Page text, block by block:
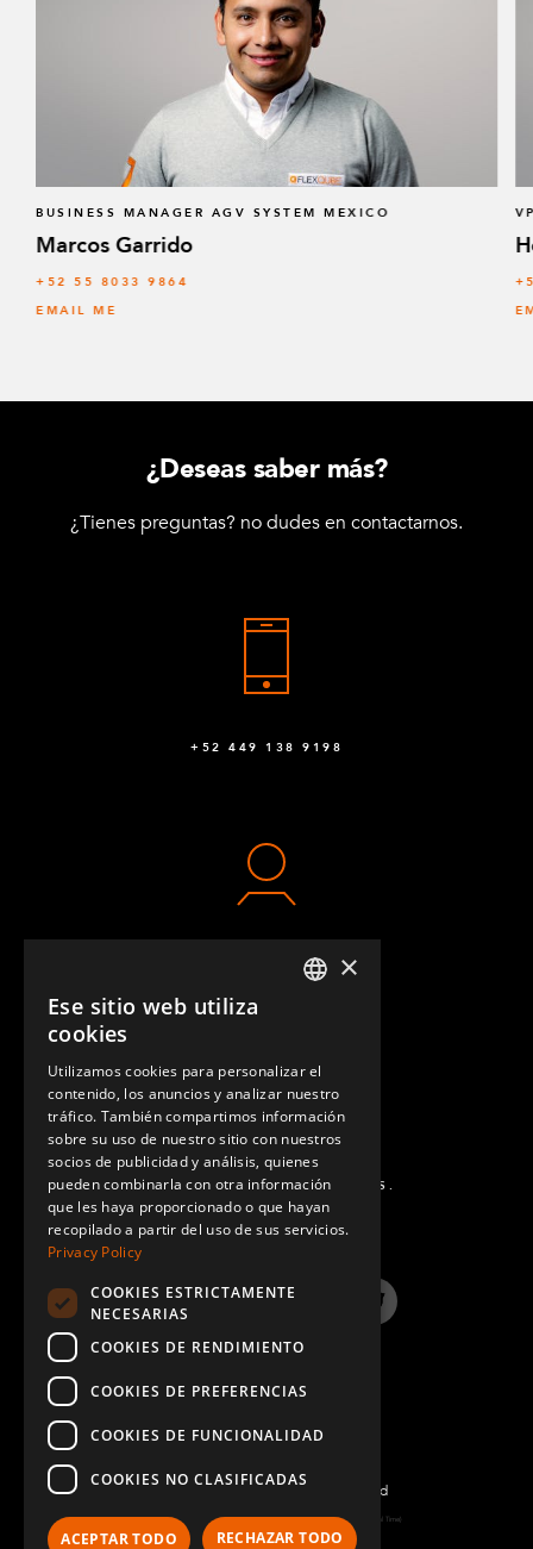
BUSINESS MANAGER AGV SYSTEM MEXICO
Marcos Garrido
+52 55 8033 9864
EMAIL ME
¿Deseas saber más?
¿Tienes preguntas? no dudes en contactarnos.
+52 449 138 9198
CONTACTO
PREGUNTAS MÁS FRECUENTES.
LinkedIn InstagramTwitter
©2022 FlexQube – All rights reserved
Page generated: Wed Aug 05 2026 22:28:02 GMT+0000 (Coordinated Universal Time)
×
Ese sitio web utiliza
cookies
Utilizamos cookies para personalizar el
contenido, los anuncios y analizar nuestro
tráfico. También compartimos información
sobre su uso de nuestro sitio con nuestros
socios de publicidad y análisis, quienes
pueden combinarla con otra información
que les haya proporcionado o que hayan
recopilado a partir del uso de sus servicios.
Privacy Policy
COOKIES ESTRICTAMENTE
NECESARIAS
COOKIES DE RENDIMIENTO
COOKIES DE PREFERENCIAS
COOKIES DE FUNCIONALIDAD
COOKIES NO CLASIFICADAS
ACEPTAR TODO RECHAZAR TODO